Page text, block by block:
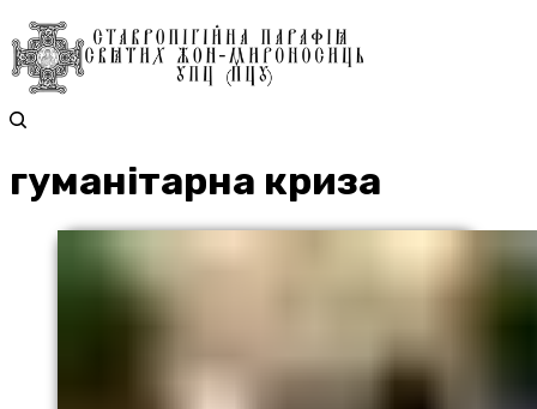
гуманітарна криза